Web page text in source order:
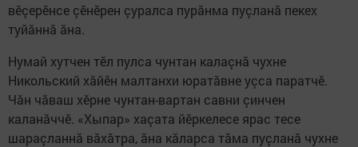
вӗçерӗнсе çӗнӗрен çуралса пурăнма пуçланă пекех
туйăннă ăна.
Нумай хутчен тӗл пулса чунтан калаçнă чухне
Никольский хăйӗн малтанхи юратăвне уçса паратчӗ.
Чăн чăваш хӗрне чунтан-вартан савни çинчен
каланăччӗ. «Хыпар» хаçата йӗркелесе ярас тесе
шараçланнă вăхăтра, ăна кăларса тăма пуçланă чухне